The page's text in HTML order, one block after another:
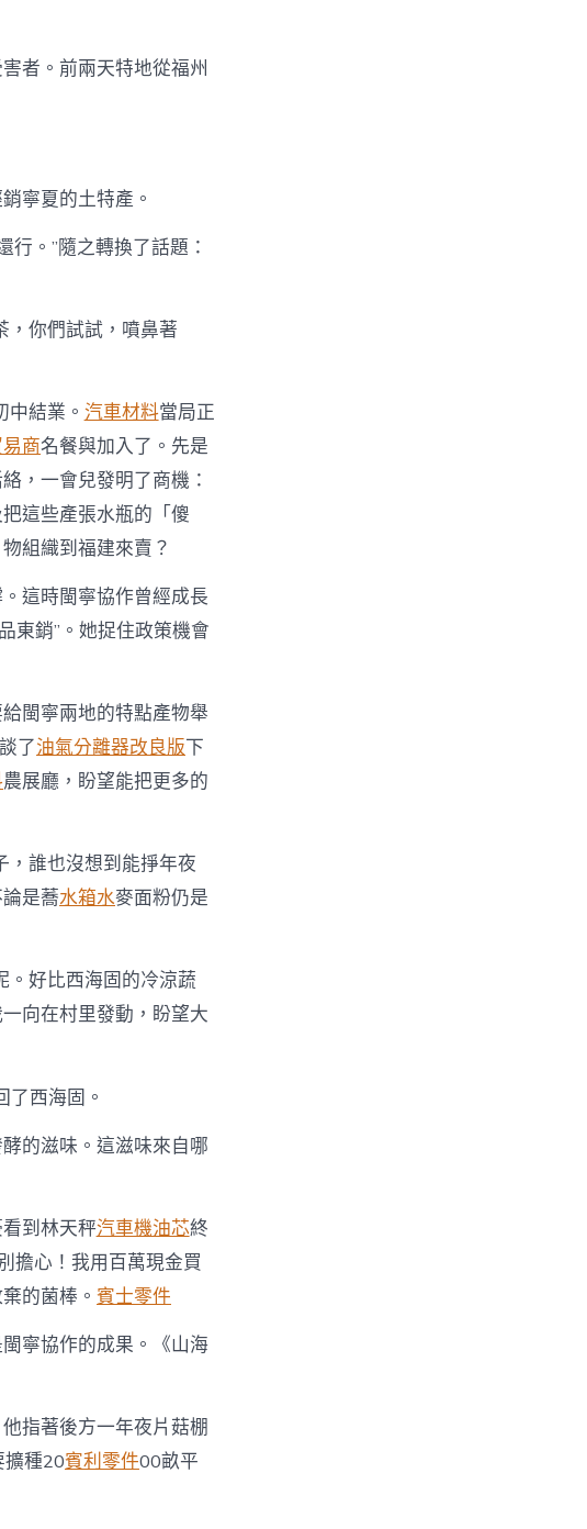
者。前兩天特地從福州
寧夏的土特產。
。”隨之轉換了話題：
，你們試試，噴鼻著
結業。 汽車材料當局正
商名餐與加入了。先是
，一會兒發明了商機：
這些產張水瓶的「傻
組織到福建來賣？
這時閩寧協作曾經成長
東銷”。她捉住政策機會
閩寧兩地的特點產物舉
了油氣分離器改良版下
農展廳，盼望能把更多的
，誰也沒想到能掙年夜
是蕎水箱水麥面粉仍是
。好比西海固的冷涼蔬
向在村里發動，盼望大
了西海固。
的滋味。這滋味來自哪
到林天秤汽車機油芯終
擔心！我用百萬現金買
的菌棒。 賓士零件
寧協作的成果。《山海
指著後方一年夜片菇棚
擴種20賓利零件00畝平